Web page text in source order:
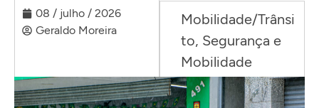
08 / julho / 2026
Geraldo Moreira
Mobilidade/Trânsi
to, Segurança e
Mobilidade